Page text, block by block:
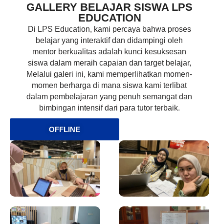
GALLERY BELAJAR SISWA LPS
EDUCATION
Di LPS Education, kami percaya bahwa proses
belajar yang interaktif dan didampingi oleh
mentor berkualitas adalah kunci kesuksesan
siswa dalam meraih capaian dan target belajar,
Melalui galeri ini, kami memperlihatkan momen-
momen berharga di mana siswa kami terlibat
dalam pembelajaran yang penuh semangat dan
bimbingan intensif dari para tutor terbaik.
OFFLINE